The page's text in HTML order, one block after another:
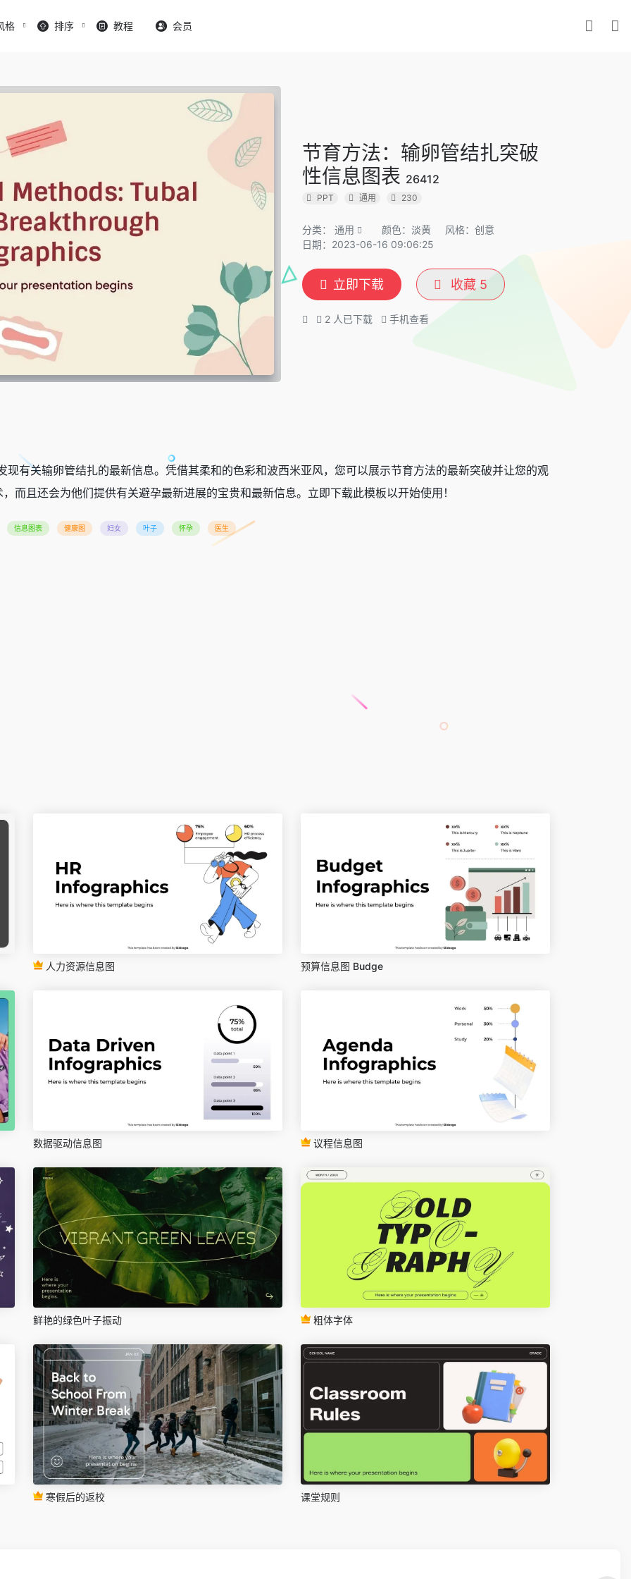
格 排序 教程 会员
节育方法：输卵管结扎突破
性信息图表 26412
PPT 通用 230
分类： 通用 颜色：淡黄
风格：创意
日期：2023-06-16 09:06:25
立即下载 收藏 5
2 人已下载 手机查看
现有关输卵管结扎的最新信息。凭借其柔和的色彩和波西米亚风，您可以展示节育方法的最新突破并让您的观
而且还会为他们提供有关避孕最新进展的宝贵和最新信息。立即下载此模板以开始使用！
信息图表 健康图 妇女 叶子 怀孕 医生
人力资源信息图 预算信息图 Budge
数据驱动信息图 议程信息图
鲜艳的绿色叶子振动 粗体字体
寒假后的返校 课堂规则